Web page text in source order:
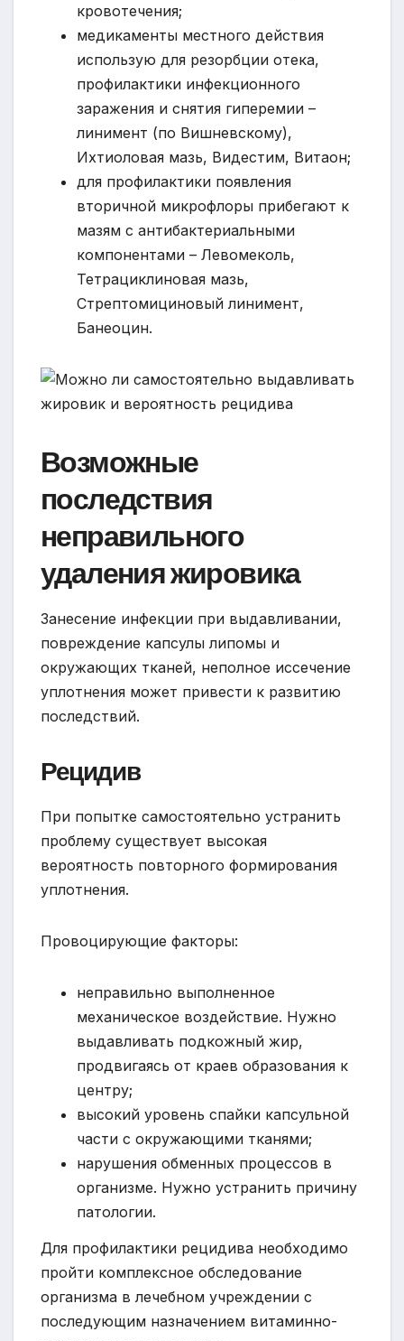
кровотечения;
медикаменты местного действия
использую для резорбции отека,
профилактики инфекционного
заражения и снятия гиперемии –
линимент (по Вишневскому),
Ихтиоловая мазь, Видестим, Витаон;
для профилактики появления
вторичной микрофлоры прибегают к
мазям с антибактериальными
компонентами – Левомеколь,
Тетрациклиновая мазь,
Стрептомициновый линимент,
Банеоцин.
Возможные
последствия
неправильного
удаления жировика
Занесение инфекции при выдавливании,
повреждение капсулы липомы и
окружающих тканей, неполное иссечение
уплотнения может привести к развитию
последствий.
Рецидив
При попытке самостоятельно устранить
проблему существует высокая
вероятность повторного формирования
уплотнения.
Провоцирующие факторы:
неправильно выполненное
механическое воздействие. Нужно
выдавливать подкожный жир,
продвигаясь от краев образования к
центру;
высокий уровень спайки капсульной
части с окружающими тканями;
нарушения обменных процессов в
организме. Нужно устранить причину
патологии.
Для профилактики рецидива необходимо
пройти комплексное обследование
организма в лечебном учреждении с
последующим назначением витаминно-